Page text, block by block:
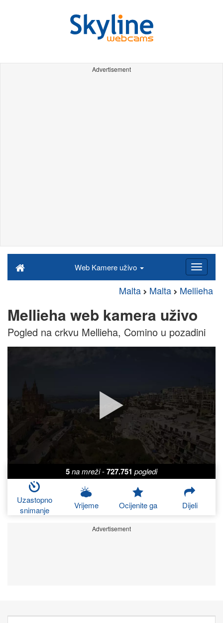
Advertisement
Web Kamere uživo
Malta Malta Mellieha
Mellieha web kamera uživo
Pogled na crkvu Mellieha, Comino u pozadini
5na mreži-727.751 pogledi
Uzastopno
snimanje
Vrijeme Ocijenite ga Dijeli
Advertisement